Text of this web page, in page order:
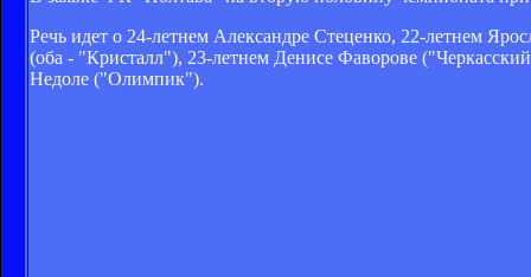
Речь идет о 24-летнем Александре Стеценко, 22-летнем
(оба - "Кристалл"), 23-летнем Денисе Фаворове
Недоле ("Олимпик").